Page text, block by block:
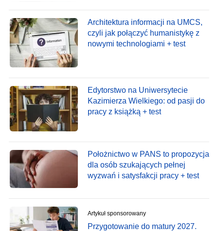
Architektura informacji na UMCS,
czyli jak połączyć humanistykę z
nowymi technologiami + test
Edytorstwo na Uniwersytecie
Kazimierza Wielkiego: od pasji do
pracy z książką + test
Położnictwo w PANS to propozycja
dla osób szukających pełnej
wyzwań i satysfakcji pracy + test
Artykuł sponsorowany
Przygotowanie do matury 2027.